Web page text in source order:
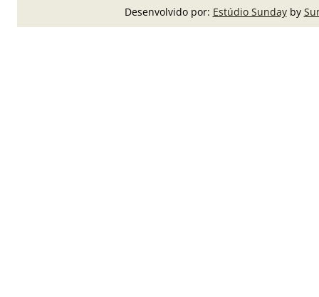
Desenvolvido por: Estúdio Sundayby